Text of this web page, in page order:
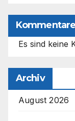
Kommentare
Es sind keine
Archiv
August 2026